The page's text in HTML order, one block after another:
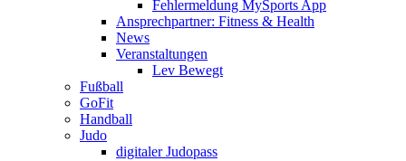
Fehlermeldung MySports App
Ansprechpartner: Fitness & Health
News
Veranstaltungen
Lev Bewegt
Fußball
GoFit
Handball
Judo
digitaler Judopass